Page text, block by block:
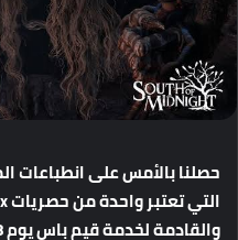
حصلنابالأمسعلىانطباعات
التيتعتبرواحدةمنحصريات
والقادمةلخدمةقيمباسيوم